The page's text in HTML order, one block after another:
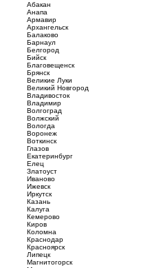
Абакан
Анапа
Армавир
Архангельск
Балаково
Барнаул
Белгород
Бийск
Благовещенск
Брянск
Великие Луки
Великий Новгород
Владивосток
Владимир
Волгоград
Волжский
Вологда
Воронеж
Воткинск
Глазов
Екатеринбург
Елец
Златоуст
Иваново
Ижевск
Иркутск
Казань
Калуга
Кемерово
Киров
Коломна
Краснодар
Красноярск
Липецк
Магнитогорск